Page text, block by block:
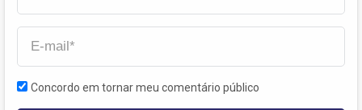
Concordo em tornar meu comentário público